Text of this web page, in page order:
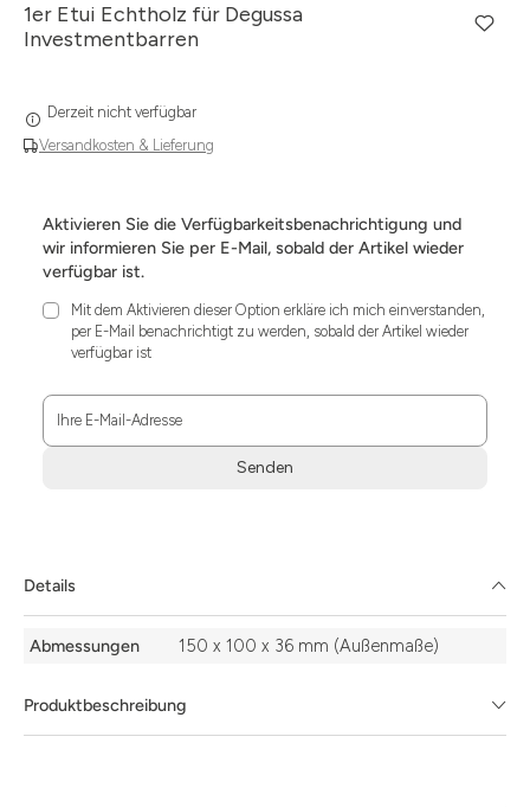
1er Etui Echtholz für Degussa
Investmentbarren
Versandkosten & Lieferung
Derzeit nicht verfügbar
Aktivieren Sie die Verfügbarkeitsbenachrichtigung und
wir informieren Sie per E-Mail, sobald der Artikel wieder
verfügbar ist.
Mit dem Aktivieren dieser Option erkläre ich mich einverstanden,
per E-Mail benachrichtigt zu werden, sobald der Artikel wieder
verfügbar ist
Ihre E-Mail-Adresse
Senden
die
Zustimmung
aktivieren.
Details
Produktbeschreibung
Details
Abmessungen 150 x 100 x 36 mm (Außenmaße)